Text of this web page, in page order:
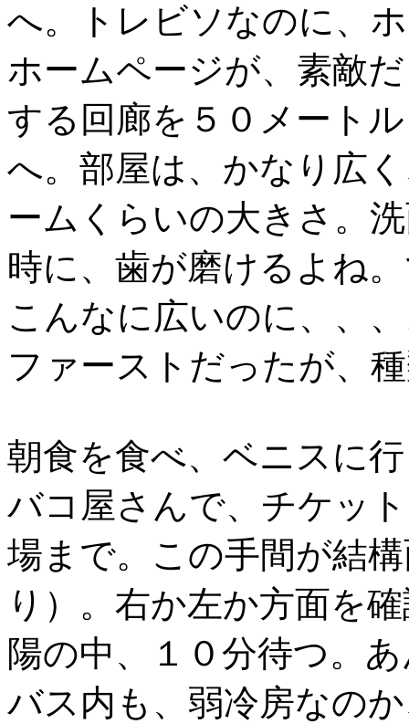
へ。トレビソなのに、
ホームページが、素敵
する回廊を５０メート
へ。部屋は、かなり広
ームくらいの大きさ。
時に、歯が磨けるよね
こんなに広いのに、、
ファーストだったが、
朝食を食べ、ベニスに
バコ屋さんで、チケッ
場まで。この手間が結
り）。右か左か方面を
陽の中、１０分待つ。
バス内も、弱冷房なの